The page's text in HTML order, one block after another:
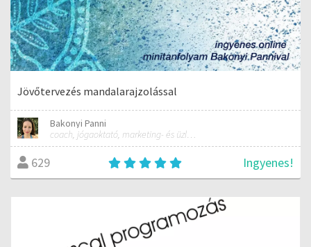
Jövőtervezés mandalarajzolással
Bakonyi Panni
coach, jógaoktató, marketing- és üzletfejlesztési tanácsadó
629 Ingyenes!